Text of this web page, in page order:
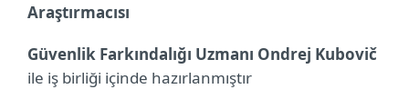
Araştırmacısı
Güvenlik Farkındalığı Uzmanı Ondrej Kubovič
ile iş birliği içinde hazırlanmıştır